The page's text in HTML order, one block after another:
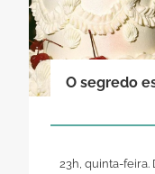
O segredo
23h, quinta-feira.